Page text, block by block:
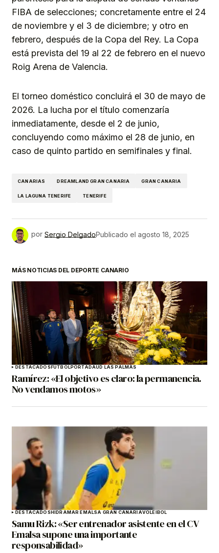
FIBA de selecciones; concretamente entre el 24
de noviembre y el 3 de diciembre; y otro en
febrero, después de la Copa del Rey. La Copa
está prevista del 19 al 22 de febrero en el nuevo
Roig Arena de Valencia.
El torneo doméstico concluirá el 30 de mayo de
2026. La lucha por el título comenzaría
inmediatamente, desde el 2 de junio,
concluyendo como máximo el 28 de junio, en
caso de quinto partido en semifinales y final.
CANARIAS DREAMLAND GRAN CANARIA GRAN CANARIA
LA LAGUNA TENERIFE TENERIFE
por Sergio DelgadoPublicado el agosto 18, 2025
MÁS NOTICIAS DEL DEPORTE CANARIO
DESTACADOSFÚTBOLPORTADAUD LAS PALMAS
Ramírez: «El objetivo es claro: la permanencia.
No vendamos motos»
DESTACADOSHIDRAMAR EMALSA GRAN CANARIAVOLEIBOL
Samu Rizk: «Ser entrenador asistente en el CV
Emalsa supone una importante
responsabilidad»